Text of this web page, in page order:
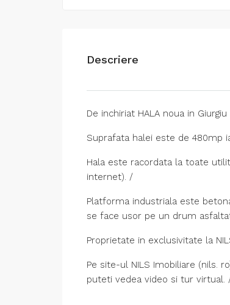
Descriere
De inchiriat HALA noua in
Suprafata halei este de 480mp
Hala este racordata la toate
internet). /
Platforma industriala este
se face usor pe un drum
Proprietate in exclusivitate la
Pe site-ul NILS Imobiliare (nils.
puteti vedea video si tur virtual.